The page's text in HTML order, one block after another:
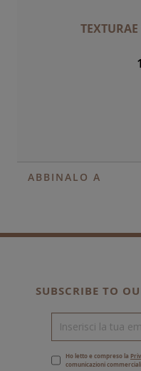
ABBINALO A
SUBSCRIBE TO
Ho letto e compreso la
comunicazioni